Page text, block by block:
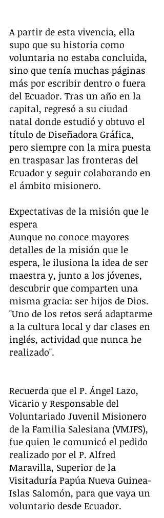
A partir de esta vivencia, ella
supo que su historia como
voluntaria no estaba concluida,
sino que tenía muchas páginas
más por escribir dentro o fuera
del Ecuador. Tras un año en la
capital, regresó a su ciudad
natal donde estudió y obtuvo el
título de Diseñadora Gráfica,
pero siempre con la mira puesta
en traspasar las fronteras del
Ecuador y seguir colaborando en
el ámbito misionero.
Expectativas de la misión que le
espera
Aunque no conoce mayores
detalles de la misión que le
espera, le ilusiona la idea de ser
maestra y, junto a los jóvenes,
descubrir que comparten una
misma gracia: ser hijos de Dios.
"Uno de los retos será adaptarme
a la cultura local y dar clases en
inglés, actividad que nunca he
realizado".
Recuerda que el P. Ángel Lazo,
Vicario y Responsable del
Voluntariado Juvenil Misionero
de la Familia Salesiana (VMJFS),
fue quien le comunicó el pedido
realizado por el P. Alfred
Maravilla, Superior de la
Visitaduría Papúa Nueva Guinea-
Islas Salomón, para que vaya un
voluntario desde Ecuador.